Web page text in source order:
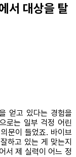
서 대상을 탈
얻고 있다는 경험을
로는 일부 걱정 어린
문이 들었죠. 바이브
하고 있는 게 맞는지
서 제 실력이 어느 정